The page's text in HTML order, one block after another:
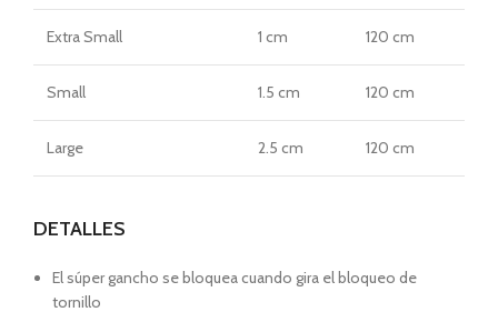
Extra Small 1 cm 120 cm
Small 1.5 cm 120 cm
Large 2.5 cm 120 cm
DETALLES
El súper gancho se bloquea cuando gira el bloqueo de
tornillo